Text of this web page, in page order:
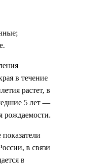
в течение
растет, в
5 лет —
рождаемости.
в связи
в